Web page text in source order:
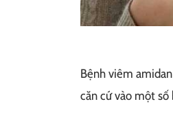
Bệnh viêm
căn cứ vào một số